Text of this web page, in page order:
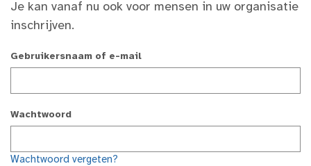
Je kan vanaf nu ook voor mensen in uw organisatie
inschrijven.
Gebruikersnaam of e-mail
Wachtwoord
Wachtwoord vergeten?